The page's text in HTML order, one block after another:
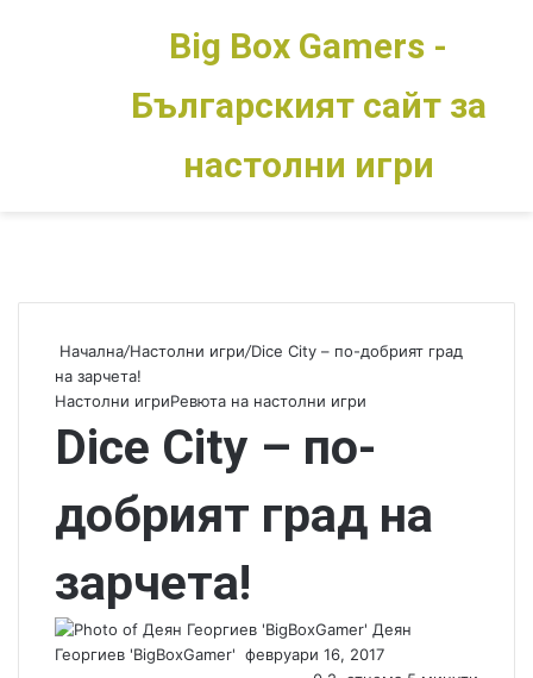
Switch skin
Big Box Gamers -
Българският сайт за
настолни игри
Начална/Настолни игри/Dice City – по-добрият град
на зарчета!
Настолни игриРевюта на настолни игри
Dice City – по-
добрият град на
зарчета!
Деян
Георгиев 'BigBoxGamer' S
февруари 16, 2017